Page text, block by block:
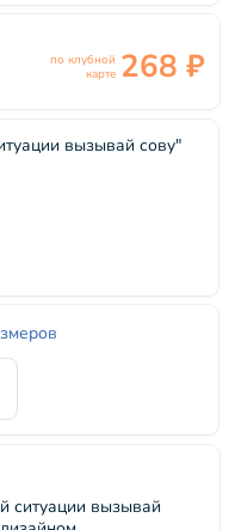
вызывай сову"
по клубной
карте 268 ₽
ситуации вызывай